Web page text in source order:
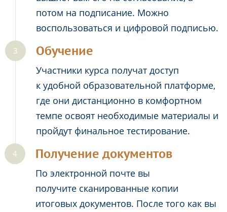
потом на подписание. Можно
воспользоваться и цифровой подписью.
Обучение
Участники курса получат доступ
к удобной образовательной платформе,
где они дистанционно в комфортном
темпе освоят необходимые материалы и
пройдут финальное тестирование.
Получение документов
По электронной почте вы
получите сканированные копии
итоговых документов. После того как вы